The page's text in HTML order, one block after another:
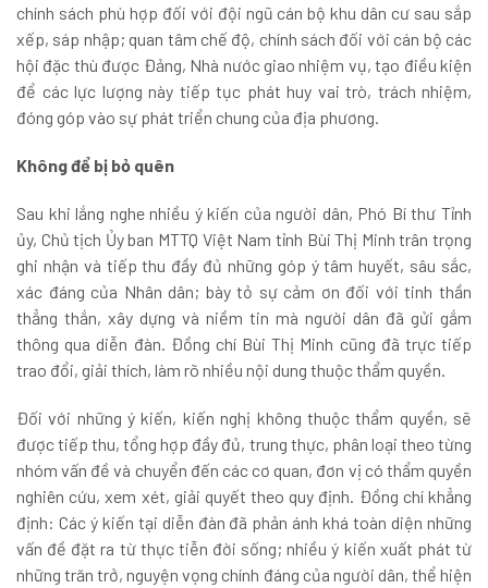
chính sách phù hợp đối với đội ngũ cán bộ khu dân cư sau sắp
xếp, sáp nhập; quan tâm chế độ, chính sách đối với cán bộ các
hội đặc thù được Đảng, Nhà nước giao nhiệm vụ, tạo điều kiện
để các lực lượng này tiếp tục phát huy vai trò, trách nhiệm,
đóng góp vào sự phát triển chung của địa phương.
Không để bị bỏ quên
Sau khi lắng nghe nhiều ý kiến của người dân, Phó Bí thư Tỉnh
ủy, Chủ tịch Ủy ban MTTQ Việt Nam tỉnh Bùi Thị Minh trân trọng
ghi nhận và tiếp thu đầy đủ những góp ý tâm huyết, sâu sắc,
xác đáng của Nhân dân; bày tỏ sự cảm ơn đối với tinh thần
thẳng thắn, xây dựng và niềm tin mà người dân đã gửi gắm
thông qua diễn đàn. Đồng chí Bùi Thị Minh cũng đã trực tiếp
trao đổi, giải thích, làm rõ nhiều nội dung thuộc thẩm quyền.
Đối với những ý kiến, kiến nghị không thuộc thẩm quyền, sẽ
được tiếp thu, tổng hợp đầy đủ, trung thực, phân loại theo từng
nhóm vấn đề và chuyển đến các cơ quan, đơn vị có thẩm quyền
nghiên cứu, xem xét, giải quyết theo quy định. Đồng chí khẳng
định: Các ý kiến tại diễn đàn đã phản ánh khá toàn diện những
vấn đề đặt ra từ thực tiễn đời sống; nhiều ý kiến xuất phát từ
những trăn trở, nguyện vọng chính đáng của người dân, thể hiện